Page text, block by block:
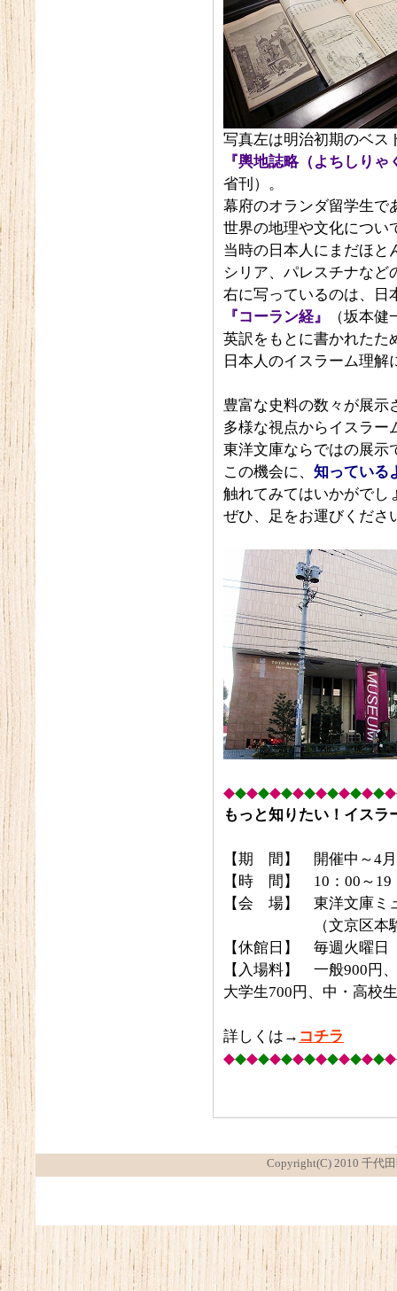
写真左は明治初期のベス
『輿地誌略（よちしりゃ
省刊）。
幕府のオランダ留学生で
世界の地理や文化につい
当時の日本人にまだほと
シリア、パレスチナなど
右に写っているのは、日
『コーラン経』
（坂本
英訳をもとに書かれたた
日本人のイスラーム理
豊富な史料の数々が展示
多様な視点からイスラー
東洋文庫ならではの展示
この機会に、 知っている
触れてみてはいかがでし
ぜひ、足をお運びくださ
◆◆◆◆◆◆◆◆◆◆◆◆◆◆◆
もっと知りたい！イスラ
【期 間】 開催中～4月
【時 間】 10：00～19
【会 場】 東洋文庫ミ
（文京区本駒込
【休館日】 毎週火曜日
【入場料】 一般900円
大学生700円、中・高校
詳しくは→ コチラ
◆◆◆◆◆◆◆◆◆◆◆◆◆◆◆
Copyright(C) 2010 千代